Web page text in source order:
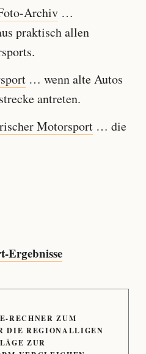
Archiv…
praktisch allen
… wenn alte Autos
antreten.
Motorsport… die
Ergebnisse
RECHNER ZUM
DIE REGIONALLIGEN
ZUR